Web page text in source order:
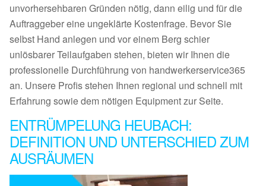
unvorhersehbaren Gründen nötig, dann eilig und für die
Auftraggeber eine ungeklärte Kostenfrage. Bevor Sie
selbst Hand anlegen und vor einem Berg schier
unlösbarer Teilaufgaben stehen, bieten wir Ihnen die
professionelle Durchführung von handwerkerservice365
an. Unsere Profis stehen Ihnen regional und schnell mit
Erfahrung sowie dem nötigen Equipment zur Seite.
ENTRÜMPELUNG HEUBACH:
DEFINITION UND UNTERSCHIED ZUM
AUSRÄUMEN